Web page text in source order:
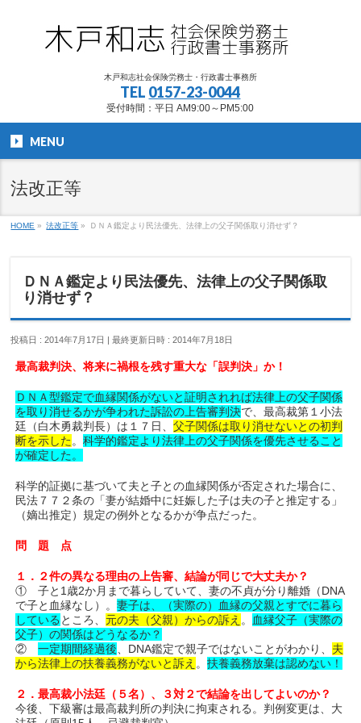
木戸和志社会保険労務士・行政書士事務所
TEL 0157-23-0044
受付時間：平日 AM9:00～PM5:00
MENU
法改正等
HOME » 法改正等 » ＤＮＡ鑑定より民法優先、法律上の父子関係取り消せず？
ＤＮＡ鑑定より民法優先、法律上の父子関係取
り消せず？
投稿日 : 2014年7月17日 最終更新日時 : 2014年7月18日
最高裁判決、将来に禍根を残す重大な「誤判決」か！
ＤＮＡ型鑑定で血縁関係がないと証明されれば法律上の父子関係
を取り消せるかが争われた訴訟の上告審判決で、最高裁第１小法
廷（白木勇裁判長）は１７日、父子関係は取り消せないとの初判
断を示した 。科学的鑑定より法律上の父子関係を優先させること
が確定した。
科学的証拠に基づいて夫と子との血縁関係が否定された場合に、
民法７７２条の「妻が結婚中に妊娠した子は夫の子と推定する」
（嫡出推定）規定の例外となるかが争点だった。
問 題 点
１．２件の異なる理由の上告審、結論が同じで大丈夫か？
① 子と1歳2か月まで暮らしていて、妻の不貞が分り離婚（DNA
で子と血縁なし）。妻子は、（実際の）血縁の父親とすでに暮ら
している ところ、 元の夫（父親）からの訴え 。 血縁父子（実際の
父子）の関係はどうなるか？
②一定期間経過後 、DNA鑑定で親子ではないことがわかり、 夫
から法律上の扶養義務がないと訴え 。扶養義務放棄は認めない！
２．最高裁小法廷（５名）、３対２で結論を出してよいのか？
今後、下級審は最高裁判所の判決に拘束される。判例変更は、大